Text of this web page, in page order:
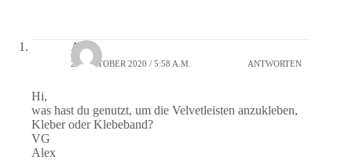
Alex
22. OKTOBER 2020 / 5:58 A.M. ANTWORTEN
Hi,
was hast du genutzt, um die Velvetleisten anzukleben,
Kleber oder Klebeband?
VG
Alex